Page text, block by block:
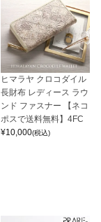
ヒマラヤ クロコダイル
長財布 レディース ラウ
ンド ファスナー 【ネコ
ポスで送料無料】4FC
¥10,000(税込)